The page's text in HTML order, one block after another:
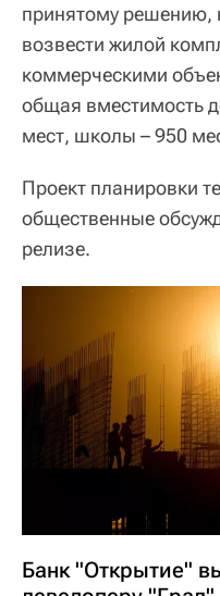
принятому решению,
возвести жилой
коммерческими
общая вместимость
мест, школы – 950
Проект планировки
общественные
релизе.
Банк "Открытие"